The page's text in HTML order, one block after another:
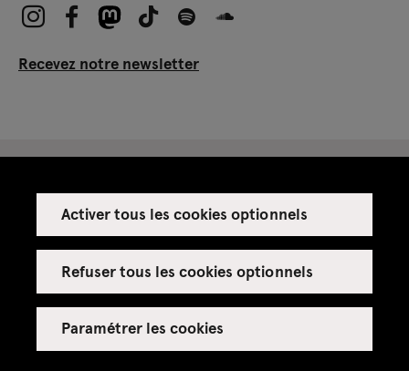
Activer tous les cookies optionnels
Refuser tous les cookies optionnels
Paramétrer les cookies
Recevez notre newsletter
Espace presse
Espace enseignant·es
Espace privatisations
Crédits